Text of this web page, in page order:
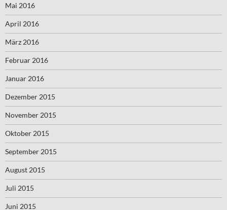
Mai 2016
April 2016
März 2016
Februar 2016
Januar 2016
Dezember 2015
November 2015
Oktober 2015
September 2015
August 2015
Juli 2015
Juni 2015